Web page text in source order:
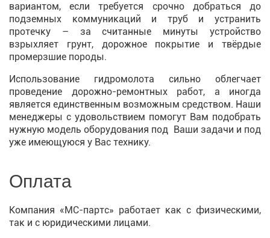
вариантом, если требуется срочно добраться до
подземных коммуникаций и труб и устранить
протечку – за считанные минуты устройство
взрыхляет грунт, дорожное покрытие и твёрдые
промерзшие породы.
Использование гидромолота сильно облегчает
проведение дорожно-ремонтных работ, а иногда
является единственным возможным средством. Наши
менеджеры с удовольствием помогут Вам подобрать
нужную модель оборудования под Ваши задачи и под
уже имеющуюся у Вас технику.
Оплата
Компания «МС-партс» работает как с физическими,
так и с юридическими лицами.